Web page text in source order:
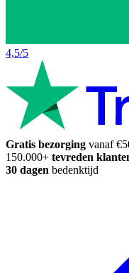
4,5/5
Gratis bezorging vanaf
150.000+ tevreden
30 dagen bedenktijd